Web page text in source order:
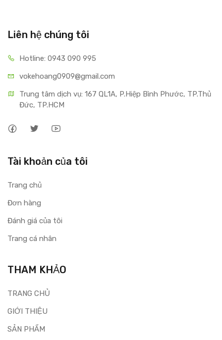
Liên hệ chúng tôi
Hotline: 0943 090 995
vokehoang0909@gmail.com
Trung tâm dịch vụ: 167 QL1A, P.Hiệp Bình Phước, TP.Thủ
Đức, TP.HCM
Tài khoản của tôi
Trang chủ
Đơn hàng
Đánh giá của tôi
Trang cá nhân
THAM KHẢO
TRANG CHỦ
GIỚI THIỆU
SẢN PHẨM